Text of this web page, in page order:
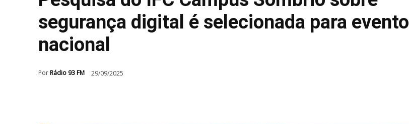
segurança digital é selecionada para evento
nacional
PorRádio 93 FM 29/09/2025